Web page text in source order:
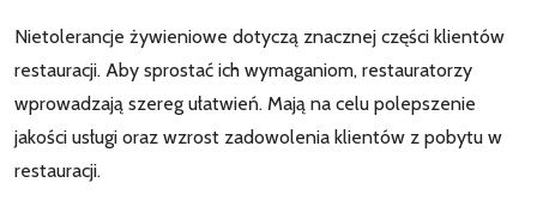
Nietolerancje żywieniowe dotyczą znacznej części klientów
restauracji. Aby sprostać ich wymaganiom, restauratorzy
wprowadzają szereg ułatwień. Mają na celu polepszenie
jakości usługi oraz wzrost zadowolenia klientów z pobytu w
restauracji.